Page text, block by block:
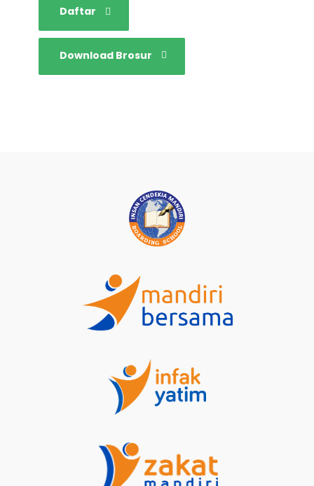
Daftar
Download Brosur